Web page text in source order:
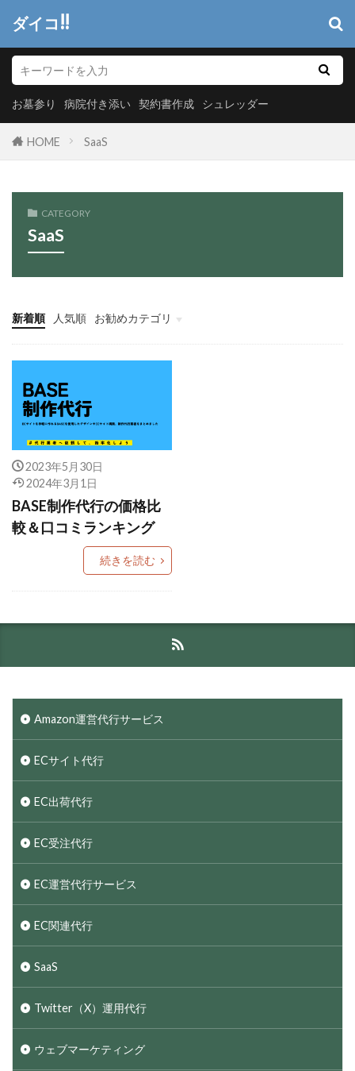
ダイコ!!
お墓参り 病院付き添い 契約書作成 シュレッダー
HOME SaaS
CATEGORY
SaaS
新着順 人気順 お勧めカテゴリ
ヘッダーメニュー
システム開発
情報システム
マーケティング
2023年5月30日
2024年3月1日
BASE制作代行の価格比
較＆口コミランキング
続きを読む
Amazon運営代行サービス
ECサイト代行
EC出荷代行
EC受注代行
EC運営代行サービス
EC関連代行
SaaS
Twitter（X）運用代行
ウェブマーケティング